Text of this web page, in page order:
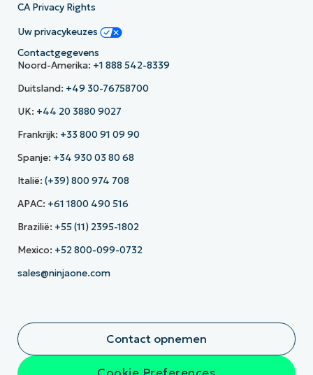
CA Privacy Rights
Uw privacykeuzes
Contactgegevens
Noord-Amerika: +1 888 542-8339
Duitsland: +49 30-76758700
UK: +44 20 3880 9027
Frankrijk: +33 800 91 09 90
Spanje: +34 930 03 80 68
Italië: (+39) 800 974 708
APAC: +61 1800 490 516
Brazilië: +55 (11) 2395-1802
Mexico: +52 800-099-0732
sales@ninjaone.com
Contact opnemen